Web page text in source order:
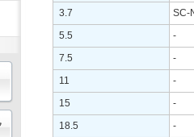
3.7
SC-
5.5
-
7.5
-
11
-
15
-
18.5
-